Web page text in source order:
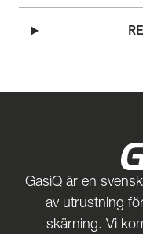
GasiQ är en
av utrustning
skärning. Vi